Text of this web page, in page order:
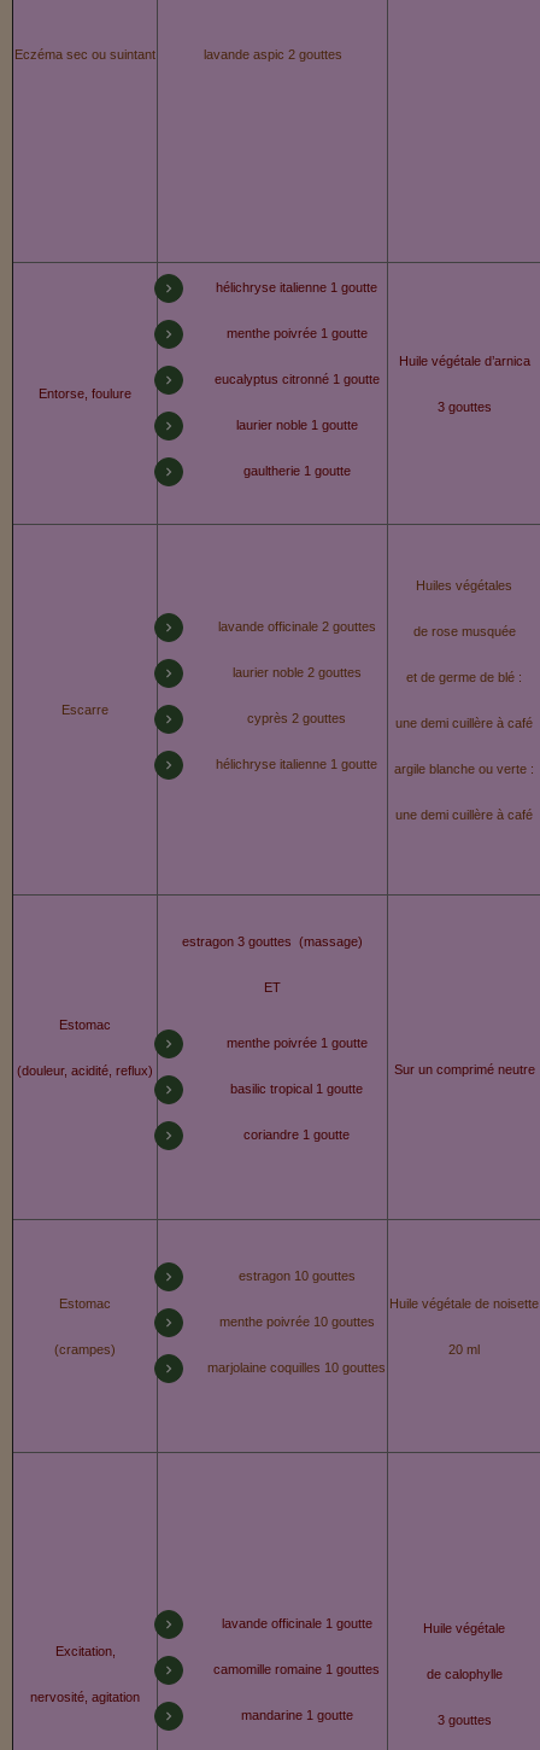
Eczéma sec ou suintant lavande aspic 2 gouttes
Entorse, foulure
hélichryse italienne 1 goutte
menthe poivrée 1 goutte
eucalyptus citronné 1 goutte
laurier noble 1 goutte
gaultherie 1 goutte
Huile végétale d’arnica
3 gouttes
Escarre
lavande officinale 2 gouttes
laurier noble 2 gouttes
cyprès 2 gouttes
hélichryse italienne 1 goutte
Huiles végétales
de rose musquée
et de germe de blé :
une demi cuillère à café
argile blanche ou verte :
une demi cuillère à café
Estomac
(douleur, acidité, reflux)
estragon 3 gouttes (massage)
ET
menthe poivrée 1 goutte
basilic tropical 1 goutte
coriandre 1 goutte
Sur un comprimé neutre
Estomac
(crampes)
estragon 10 gouttes
menthe poivrée 10 gouttes
marjolaine coquilles 10 gouttes
Huile végétale de noisette
20 ml
Excitation,
nervosité, agitation
lavande officinale 1 goutte
camomille romaine 1 gouttes
mandarine 1 goutte
Huile végétale
de calophylle
3 gouttes